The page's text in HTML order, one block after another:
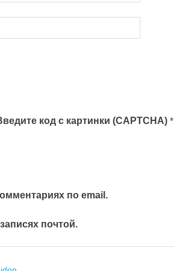
код с картинки (CAPTCHA) *
по email.
почтой.